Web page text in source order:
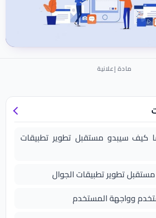
كيف سيبدو مستقبل تطوير تطبيقات
وواجهة المستخدم